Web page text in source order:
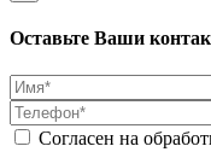
Оставьте Ваши
Согласен на